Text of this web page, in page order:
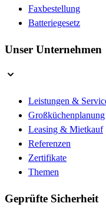
Faxbestellung
Batteriegesetz
Unser Unternehmen
Leistungen &
Großküchenplanung
Leasing & Mietkauf
Referenzen
Zertifikate
Themen
Geprüfte Sicherheit